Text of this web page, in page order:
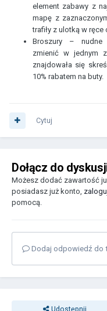
element zabawy z
mapę z
trafiły z ulotką w
Broszury – nudne
zmienić w jednym
znajdowała się
10% rabatem na buty.
Cytuj
Dołącz do
Możesz dodać zawartość
posiadasz już konto,
pomocą.
Dodaj odpowiedź do
Udostępnij